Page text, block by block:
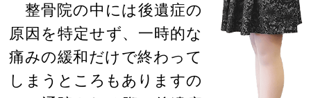
整骨院の中には後遺症の
原因を特定せず、一時的な
痛みの緩和だけで終わって
しまうところもありますの